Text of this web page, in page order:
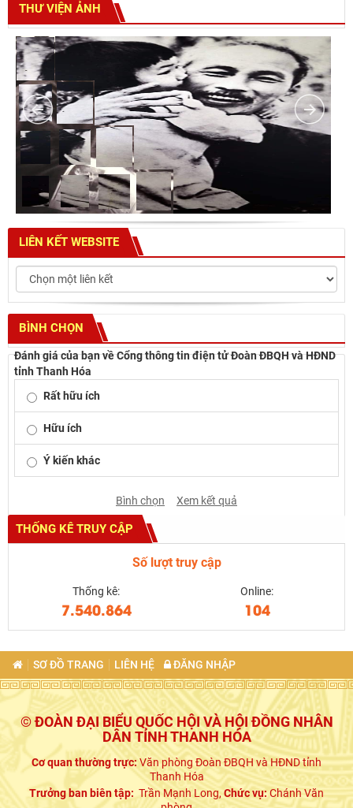
THƯ VIỆN ẢNH
LIÊN KẾT WEBSITE
BÌNH CHỌN
Đánh giá của bạn về Cổng thông tin điện tử Đoàn ĐBQH và HĐND
tỉnh Thanh Hóa
Rất hữu ích
Hữu ích
Ý kiến khác
Bình chọn Xem kết quả
THỐNG KÊ TRUY CẬP
Số lượt truy cập
Thống kê:
7.540.864
Online:
104
SƠ ĐỒ TRANG LIÊN HỆ ĐĂNG NHẬP
© ĐOÀN ĐẠI BIỂU QUỐC HỘI VÀ HỘI ĐỒNG NHÂN
DÂN TỈNH THANH HÓA
Cơ quan thường trực:Văn phòng Đoàn ĐBQH và HĐND tỉnh
Thanh Hóa
Trưởng ban biên tập: Trần Mạnh Long,Chức vụ:Chánh Văn